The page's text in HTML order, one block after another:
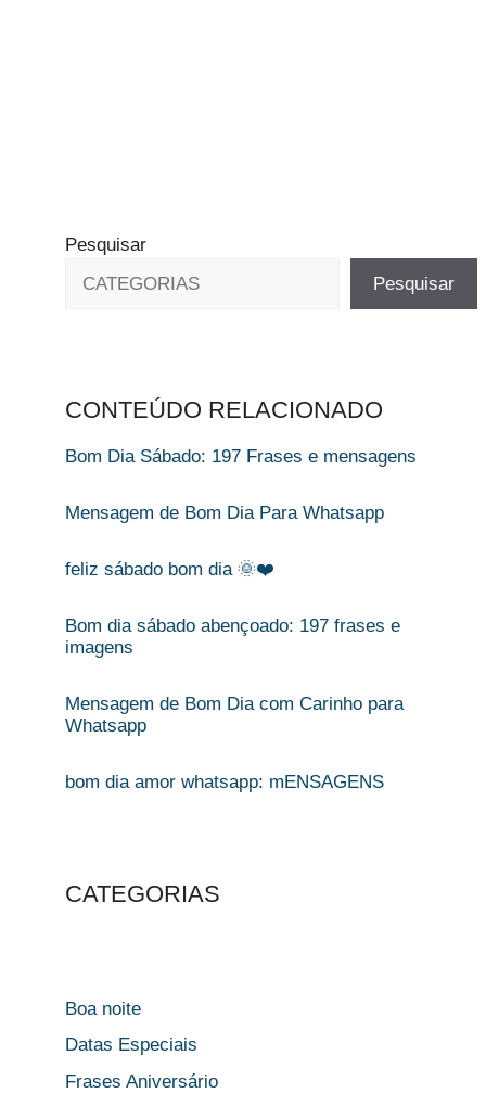
Pesquisar
Pesquisar
CONTEÚDO RELACIONADO
Bom Dia Sábado: 197 Frases e mensagens​
Mensagem de Bom Dia Para Whatsapp​
feliz sábado bom dia​ 🌞❤️
Bom dia sábado abençoado: 197 frases e
imagens
Mensagem de Bom Dia com Carinho para
Whatsapp​
bom dia amor whatsapp​: mENSAGENS
CATEGORIAS
Boa noite
Datas Especiais
Frases Aniversário